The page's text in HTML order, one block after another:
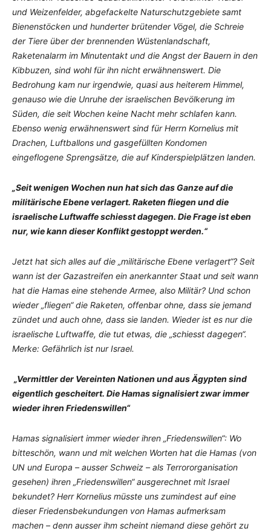
und Weizenfelder, abgefackelte Naturschutzgebiete samt
Bienenstöcken und hunderter brütender Vögel, die Schreie
der Tiere über der brennenden Wüstenlandschaft,
Raketenalarm im Minutentakt und die Angst der Bauern in den
Kibbuzen, sind wohl für ihn nicht erwähnenswert. Die
Bedrohung kam nur irgendwie, quasi aus heiterem Himmel,
genauso wie die Unruhe der israelischen Bevölkerung im
Süden, die seit Wochen keine Nacht mehr schlafen kann.
Ebenso wenig erwähnenswert sind für Herrn Kornelius mit
Drachen, Luftballons und gasgefüllten Kondomen
eingeflogene Sprengsätze, die auf Kinderspielplätzen landen.
„Seit wenigen Wochen nun hat sich das Ganze auf die
militärische Ebene verlagert. Raketen fliegen und die
israelische Luftwaffe schiesst dagegen. Die Frage ist eben
nur, wie kann dieser Konflikt gestoppt werden.“
Jetzt hat sich alles auf die „militärische Ebene verlagert“? Seit
wann ist der Gazastreifen ein anerkannter Staat und seit wann
hat die Hamas eine stehende Armee, also Militär? Und schon
wieder „fliegen“ die Raketen, offenbar ohne, dass sie jemand
zündet und auch ohne, dass sie landen. Wieder ist es nur die
israelische Luftwaffe, die tut etwas, die „schiesst dagegen“.
Merke: Gefährlich ist nur Israel.
„Vermittler der Vereinten Nationen und aus Ägypten sind
eigentlich gescheitert. Die Hamas signalisiert zwar immer
wieder ihren Friedenswillen“
Hamas signalisiert immer wieder ihren „Friedenswillen“: Wo
bitteschön, wann und mit welchen Worten hat die Hamas (von
UN und Europa – ausser Schweiz – als Terrororganisation
gesehen) ihren „Friedenswillen“ ausgerechnet mit Israel
bekundet? Herr Kornelius müsste uns zumindest auf eine
dieser Friedensbekundungen von Hamas aufmerksam
machen – denn ausser ihm scheint niemand diese gehört zu